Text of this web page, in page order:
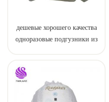
дешевые хорошего качества
одноразовые подгузники из